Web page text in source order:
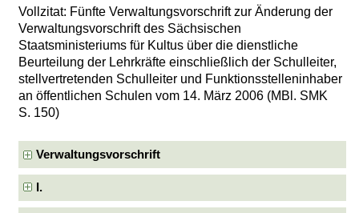
Vollzitat: Fünfte Verwaltungsvorschrift zur Änderung der
Verwaltungsvorschrift des Sächsischen
Staatsministeriums für Kultus über die dienstliche
Beurteilung der Lehrkräfte einschließlich der Schulleiter,
stellvertretenden Schulleiter und Funktionsstelleninhaber
an öffentlichen Schulen vom 14. März 2006 (MBl. SMK
S. 150)
Verwaltungsvorschrift
I.